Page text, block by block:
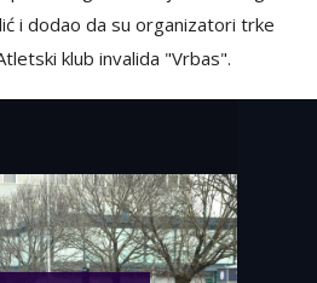
i dodao da su organizatori trke
klub invalida "Vrbas".